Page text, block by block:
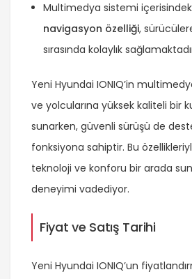
Multimedya sistemi
navigasyon özelliği,
sırasında kolaylık
Yeni Hyundai IONIQ’in
ve yolcularına yüksek kaliteli bir
sunarken, güvenli sürüşü de
fonksiyona sahiptir. Bu
teknoloji ve konforu bir arada
deneyimi vadediyor.
Fiyat ve Satış Tarihi
Yeni Hyundai IONIQ’un